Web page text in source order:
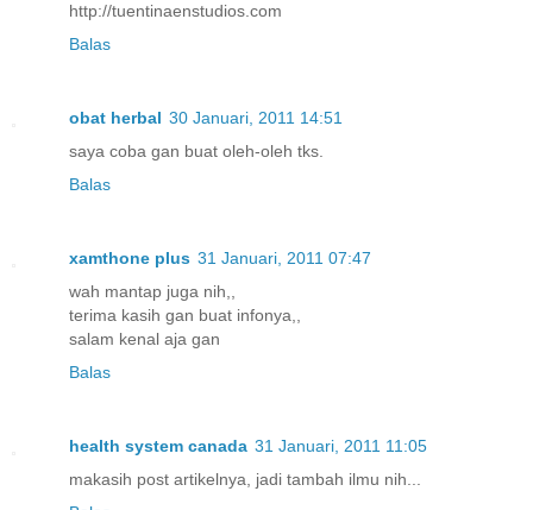
http://tuentinaenstudios.com
Balas
obat herbal 30 Januari, 2011 14:51
saya coba gan buat oleh-oleh tks.
Balas
xamthone plus 31 Januari, 2011 07:47
wah mantap juga nih,,
terima kasih gan buat infonya,,
salam kenal aja gan
Balas
health system canada 31 Januari, 2011 11:05
makasih post artikelnya, jadi tambah ilmu nih...